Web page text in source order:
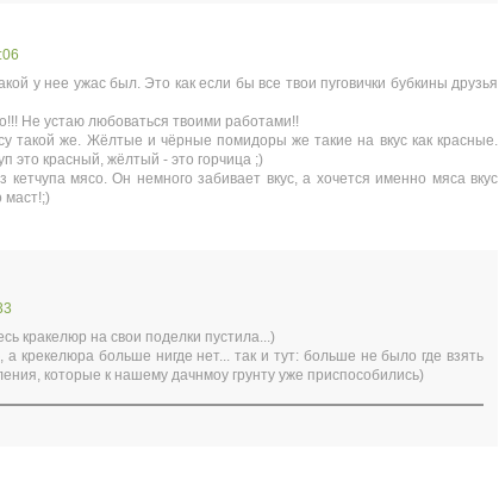
у нее ужас был. Это как если бы все твои пуговички бубкины друзья
Не устаю любоваться твоими работами!!
такой же. Жёлтые и чёрные помидоры же такие на вкус как красные.
это красный, жёлтый - это горчица ;)
мясо. Он немного забивает вкус, а хочется именно мяса вкус
маст!;)
кракелюр на свои поделки пустила...)
а крекелюра больше нигде нет... так и тут: больше не было где взять
которые к нашему дачнмоу грунту уже приспособились)